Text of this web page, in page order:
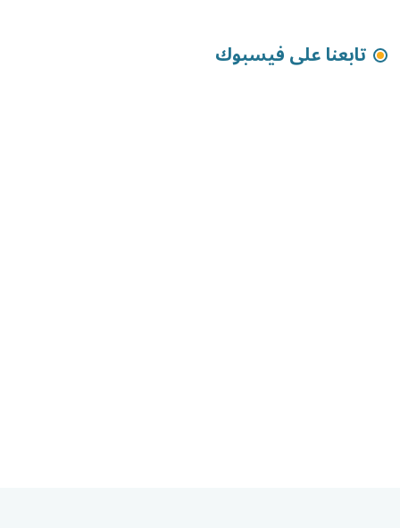
تابعنا على فيسبوك